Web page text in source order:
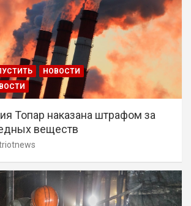
НОВОСТИ
Топар наказана штрафом за
веществ